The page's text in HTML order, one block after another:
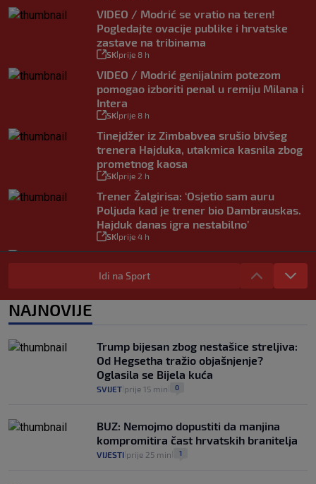
VIDEO / Modrić se vratio na teren!
Pogledajte ovacije publike i hrvatske
zastave na tribinama
SK prije 8 h
VIDEO / Modrić genijalnim potezom
pomogao izboriti penal u remiju Milana i
Intera
SK prije 8 h
Tinejdžer iz Zimbabvea srušio bivšeg
trenera Hajduka, utakmica kasnila zbog
prometnog kaosa
SK prije 2 h
Trener Žalgirisa: ‘Osjetio sam auru
Poljuda kad je trener bio Dambrauskas.
Hajduk danas igra nestabilno’
SK prije 4 h
izgleda potpuno fit, a Gvardiol bi mogao
biti starter na boku’
sebično ponašanje. Mora otići!’
SK prije 6 h
Idi na Sport
NAJNOVIJE
Trump bijesan zbog nestašice streljiva:
Od Hegsetha tražio objašnjenje?
Oglasila se Bijela kuća
SVIJET prije 15 min 0
BUZ: Nemojmo dopustiti da manjina
kompromitira čast hrvatskih branitelja
VIJESTI prije 25 min 1